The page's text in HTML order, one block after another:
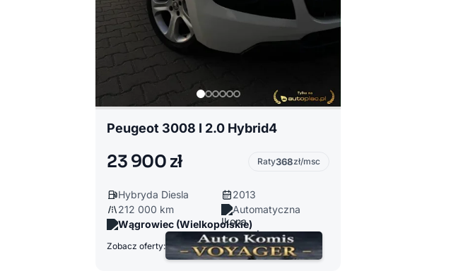
Peugeot 3008 I 2.0 Hybrid4
23 900 zł Raty368zł/msc
Hybryda Diesla
2013
212 000 km
Automatyczna
Wągrowiec (Wielkopolskie)
Zobacz oferty: